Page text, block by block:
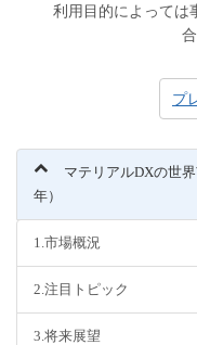
利用目的によっては
プ
マテリアルDXの世
年）
1.市場概況
2.注目トピック
3.将来展望